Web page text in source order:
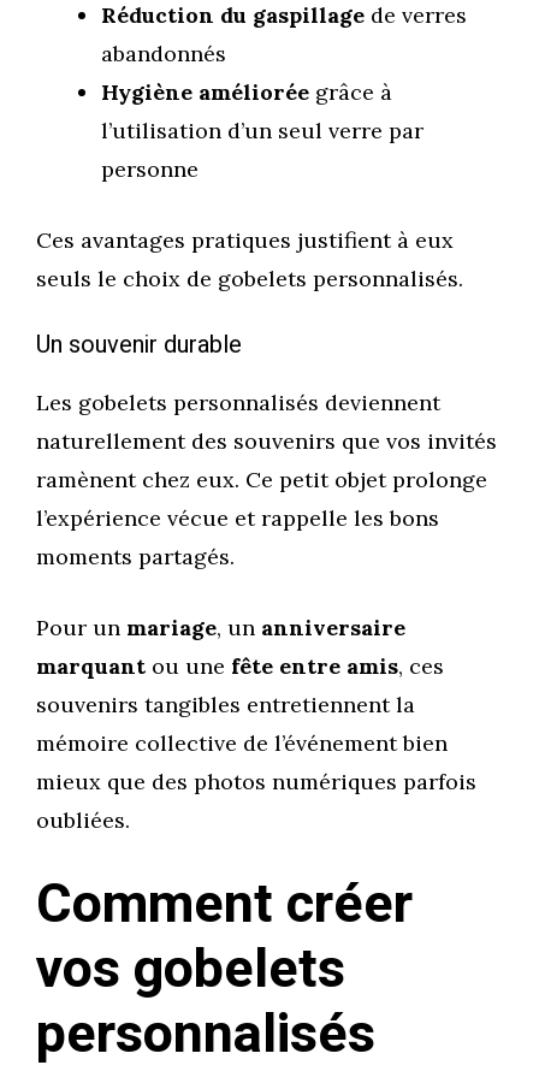
Réduction du gaspillage de verres
abandonnés
Hygiène améliorée grâce à
l’utilisation d’un seul verre par
personne
Ces avantages pratiques justifient à eux
seuls le choix de gobelets personnalisés.
Un souvenir durable
Les gobelets personnalisés deviennent
naturellement des souvenirs que vos invités
ramènent chez eux. Ce petit objet prolonge
l’expérience vécue et rappelle les bons
moments partagés.
Pour un mariage, un anniversaire
marquant ou une fête entre amis, ces
souvenirs tangibles entretiennent la
mémoire collective de l’événement bien
mieux que des photos numériques parfois
oubliées.
Comment créer
vos gobelets
personnalisés